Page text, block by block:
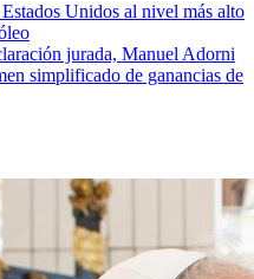
Unidos al nivel más alto
jurada, Manuel Adorni
simplificado de ganancias de